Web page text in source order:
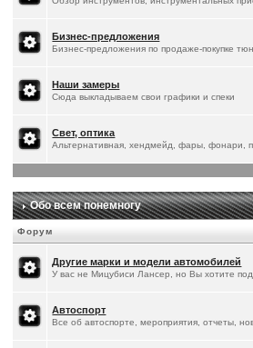
Бизнес-предложения
Бизнес-предложения по продаже-покупке
Наши замеры
Сюда выкладываем свои графики и спеки
Свет, оптика
Альтернативная, хендмейд, фары, фонари,
Обо всем понемногу
Форум
Другие марки и модели автомобилей
У вас не Мицубиси Лансер, но Вы хотите
Автоспорт
Все об автоспорте, мероприятия, отчеты,